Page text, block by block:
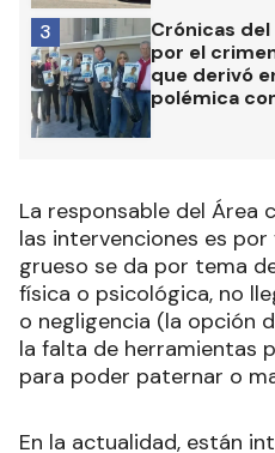
Crónicas
por el
que derivó
polémica
3
La responsable del Área
las intervenciones es
grueso se da por tema
física o psicológica, no
o negligencia (la opción
la falta de herramientas
para poder paternar o
En la actualidad, están